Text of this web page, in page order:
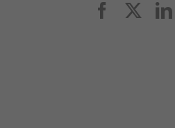
Facebook